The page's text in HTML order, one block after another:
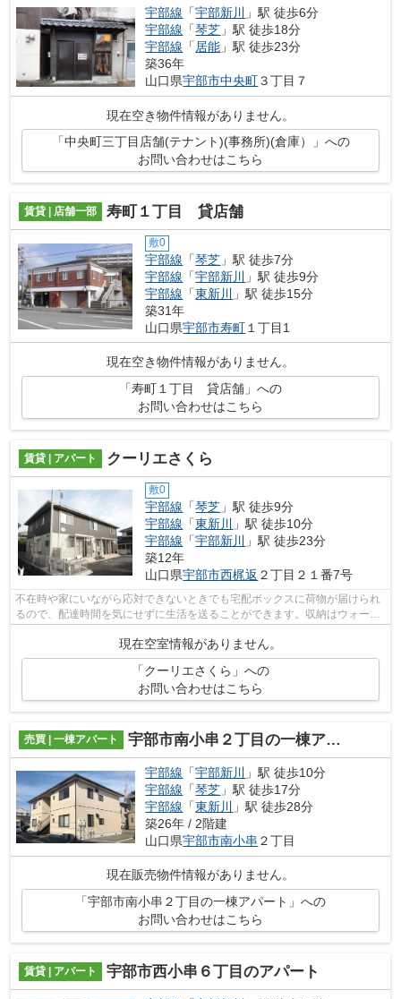
宇部線 「宇部新川
」駅 徒歩6分
宇部線 「琴芝 」駅 徒歩18分
宇部線 「 居能 」駅 徒歩23分
築36年
山口県宇部市中央町３丁目７
現在空き物件情報がありません。
「中央町三丁目店舗(テナント)(事務所)(倉庫）」への
お問い合わせはこちら
賃貸 | 店舗一部 寿町１丁目 貸店舗
敷0
宇部線 「琴芝 」駅 徒歩7分
宇部線 「宇部新川
」駅 徒歩9分
宇部線 「東新川
」駅 徒歩15分
築31年
山口県宇部市寿町１丁目1
現在空き物件情報がありません。
「寿町１丁目 貸店舗」への
お問い合わせはこちら
賃貸 | アパート クーリエさくら
敷0
宇部線 「琴芝 」駅 徒歩9分
宇部線 「東新川
」駅 徒歩10分
宇部線 「宇部新川
」駅 徒歩23分
築12年
山口県宇部市西梶返 ２丁目２１番7号
不在時や家にいながら応対できないときでも宅配ボックスに荷物が届けられ
るので、配達時間を気にせずに生活を送ることができます。収納はウォーク
インクロゼット・シューズボックス・...
現在空室情報がありません。
「クーリエさくら」への
お問い合わせはこちら
売買 | 一棟アパート 宇部市南小串２丁目の一棟アパート
宇部線 「宇部新川
」駅 徒歩10分
宇部線 「琴芝 」駅 徒歩17分
宇部線 「東新川
」駅 徒歩28分
築26年 / 2階建
山口県宇部市南小串 ２丁目
現在販売物件情報がありません。
「宇部市南小串２丁目の一棟アパート」への
お問い合わせはこちら
賃貸 | アパート 宇部市西小串６丁目のアパート